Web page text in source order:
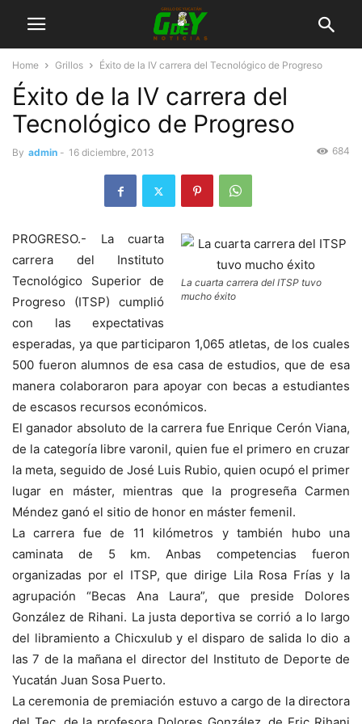
Home Grillos Éxito de la IV carrera del Tecnológico de Progreso
Éxito de la IV carrera del
Tecnológico de Progreso
By admin - 16 diciembre, 2013 684
La cuarta carrera del ITSP tuvo
mucho éxito
PROGRESO.- La cuarta
carrera del Instituto
Tecnológico Superior de
Progreso (ITSP) cumplió
con las expectativas
esperadas, ya que participaron 1,065 atletas, de los cuales
500 fueron alumnos de esa casa de estudios, que de esa
manera colaboraron para apoyar con becas a estudiantes
de escasos recursos económicos.
El ganador absoluto de la carrera fue Enrique Cerón Viana,
de la categoría libre varonil, quien fue el primero en cruzar
la meta, seguido de José Luis Rubio, quien ocupó el primer
lugar en máster, mientras que la progreseña Carmen
Méndez ganó el sitio de honor en máster femenil.
La carrera fue de 11 kilómetros y también hubo una
caminata de 5 km. Anbas competencias fueron
organizadas por el ITSP, que dirige Lila Rosa Frías y la
agrupación “Becas Ana Laura”, que preside Dolores
González de Rihani. La justa deportiva se corrió a lo largo
del libramiento a Chicxulub y el disparo de salida lo dio a
las 7 de la mañana el director del Instituto de Deporte de
Yucatán Juan Sosa Puerto.
La ceremonia de premiación estuvo a cargo de la directora